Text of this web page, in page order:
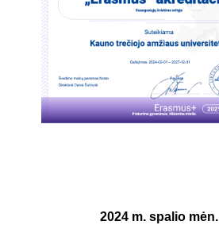
2024 m. spalio mėn.